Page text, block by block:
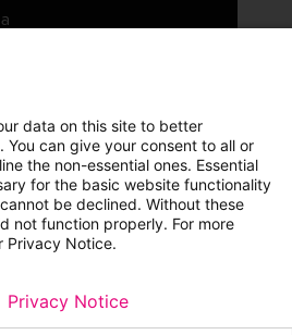
Sivukartta
data on this site to better
You can give your consent to all or
the non-essential ones. Essential
for the basic website functionality
be declined. Without these
not function properly. For more
Privacy Notice.
Privacy Notice